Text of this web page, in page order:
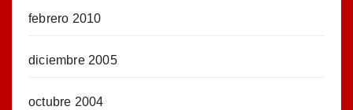
febrero 2010
diciembre 2005
octubre 2004